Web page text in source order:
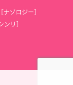
ゾロジー］
リ］